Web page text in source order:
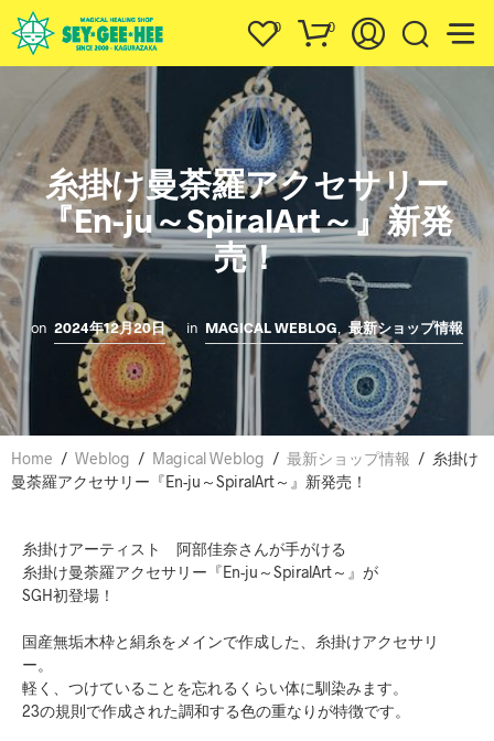
0 0
糸掛け曼荼羅アクセサリー
『En-ju～SpiralArt～』新発
売！
on 2024年12月20日 in MAGICAL WEBLOG 最新ショップ情報
Home / Weblog / Magical Weblog / 最新ショップ情報 / 糸掛け
曼荼羅アクセサリー『En-ju～SpiralArt～』新発売！
糸掛けアーティスト 阿部佳奈さんが手がける
糸掛け曼荼羅アクセサリー『En-ju～SpiralArt～』が
SGH初登場！
国産無垢木枠と絹糸をメインで作成した、糸掛けアクセサリ
ー。
軽く、つけていることを忘れるくらい体に馴染みます。
23の規則で作成された調和する色の重なりが特徴です。